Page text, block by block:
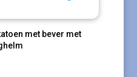
met bever met